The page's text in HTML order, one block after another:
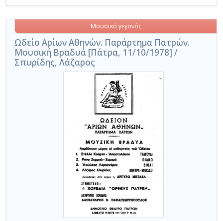
Ωδείο Αρίων Αθηνών. Παράρτημα Πατρών.
Μουσική Βραδυά [Πάτρα, 11/10/1978] /
Σπυρίδης, Λάζαρος
Μουσικό γεγονός